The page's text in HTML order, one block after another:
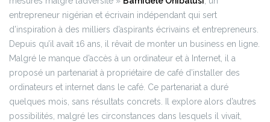
entrepreneur nigérian et écrivain indépendant qui sert
d’inspiration à des milliers d’aspirants écrivains et entrepreneurs.
Depuis qu’il avait 16 ans, il rêvait de monter un business en ligne.
Malgré le manque d’accès à un ordinateur et à Internet, il a
proposé un partenariat à propriétaire de café d’installer des
ordinateurs et internet dans le café. Ce partenariat a duré
quelques mois, sans résultats concrets.
Il explore alors d’autres
possibilités, malgré les circonstances dans lesquels il vivait,